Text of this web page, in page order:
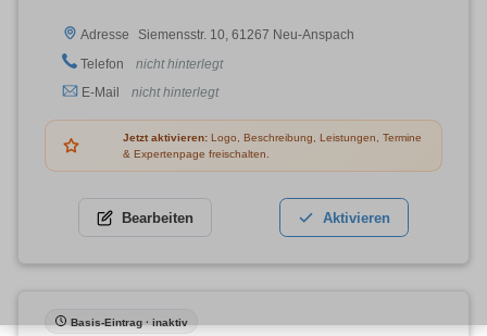
Adresse
Siemensstr. 10, 61267 Neu-Anspach
Telefon
nicht hinterlegt
E-Mail
nicht hinterlegt
Jetzt aktivieren: Logo, Beschreibung, Leistungen, Termine
& Expertenpage freischalten.
Bearbeiten Aktivieren
Basis-Eintrag · inaktiv